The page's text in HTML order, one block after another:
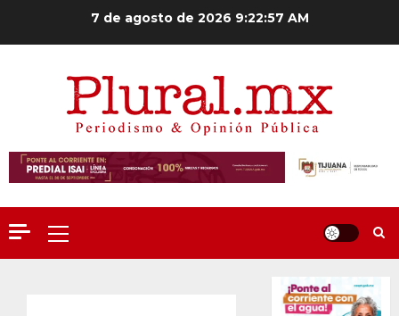
7 de agosto de 2026 9:22:57 AM
Menú
principal